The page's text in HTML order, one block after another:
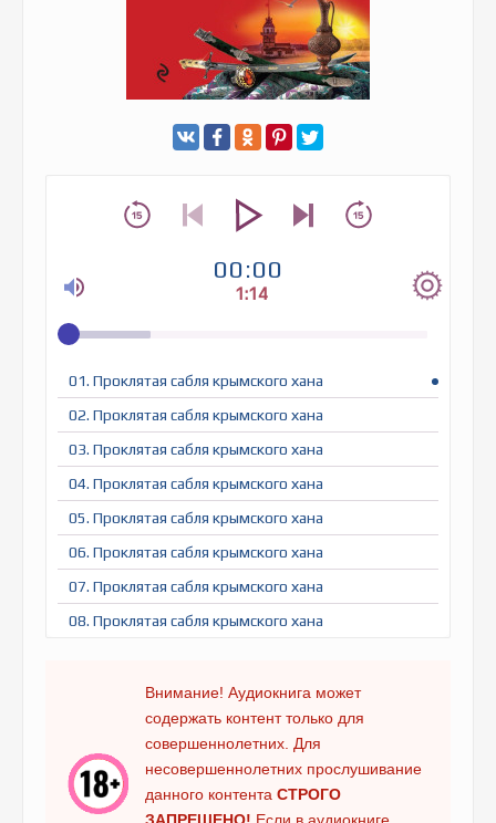
00:00
1:14
01. Проклятая сабля крымского хана
02. Проклятая сабля крымского хана
03. Проклятая сабля крымского хана
04. Проклятая сабля крымского хана
05. Проклятая сабля крымского хана
06. Проклятая сабля крымского хана
07. Проклятая сабля крымского хана
08. Проклятая сабля крымского хана
10. Проклятая сабля крымского хана
11. Проклятая сабля крымского хана
12. Проклятая сабля крымского хана
13. Проклятая сабля крымского хана
Внимание! Аудиокнига может
содержать контент только для
совершеннолетних. Для
несовершеннолетних прослушивание
данного контента СТРОГО